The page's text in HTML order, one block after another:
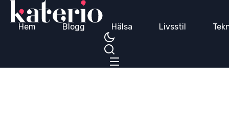
Hem Blogg Hälsa Livsstil